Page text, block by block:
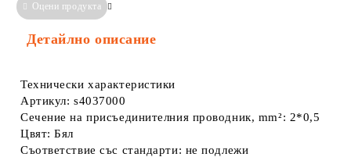
Оцени продукта
Детайлно описание
Технически характеристики
Артикул: s4037000
Сечение на присъединителния проводник, mm²: 2*0,5
Цвят: Бял
Съответствие със стандарти: не подлежи